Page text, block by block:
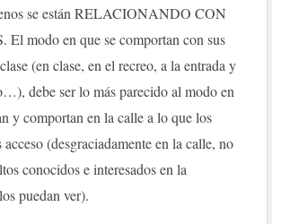
se están RELACIONANDO CON
modo en que se comportan con sus
(en clase, en el recreo, a la entrada y
debe ser lo más parecido al modo en
y comportan en la calle a lo que los
acceso (desgraciadamente en la calle, no
conocidos e interesados en la
puedan ver).